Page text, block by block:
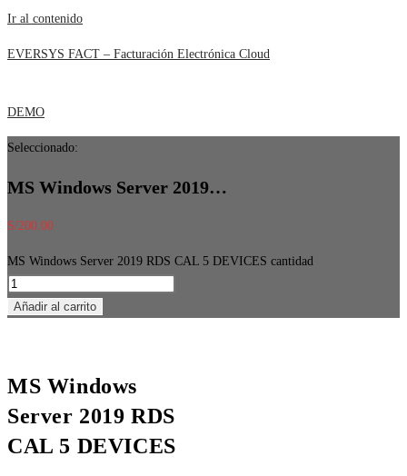
Ir al contenido
EVERSYS FACT – Facturación Electrónica Cloud
DEMO
Seleccionado:
MS Windows Server 2019…
S/200.00
MS Windows Server 2019 RDS CAL 5 DEVICES cantidad
Añadir al carrito
MS Windows
Server 2019 RDS
CAL 5 DEVICES